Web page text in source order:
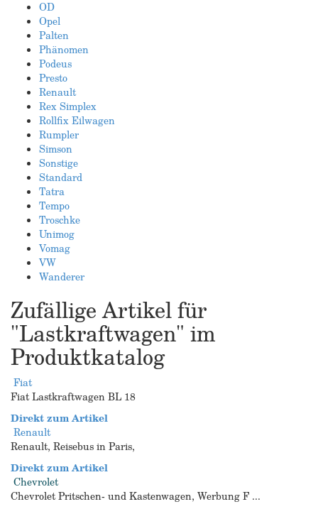
OD
Opel
Palten
Phänomen
Podeus
Presto
Renault
Rex Simplex
Rollfix Eilwagen
Rumpler
Simson
Sonstige
Standard
Tatra
Tempo
Troschke
Unimog
Vomag
VW
Wanderer
Zufällige Artikel für
"Lastkraftwagen" im
Produktkatalog
Fiat
Fiat Lastkraftwagen BL 18
Direkt zum Artikel
Renault
Renault, Reisebus in Paris,
Direkt zum Artikel
Chevrolet
Chevrolet Pritschen- und Kastenwagen, Werbung F ...